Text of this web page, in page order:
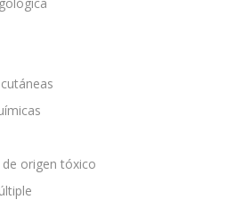
origen tóxico